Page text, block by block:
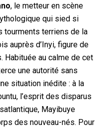
, le metteur en scène
qui sied si
tourments terriens de la
auprès d’Inyi, figure de
Habituée au calme de cet
une autorité sans
situation inédite : à la
l’esprit des disparus
Mayibuye
des nouveau-nés. Pour